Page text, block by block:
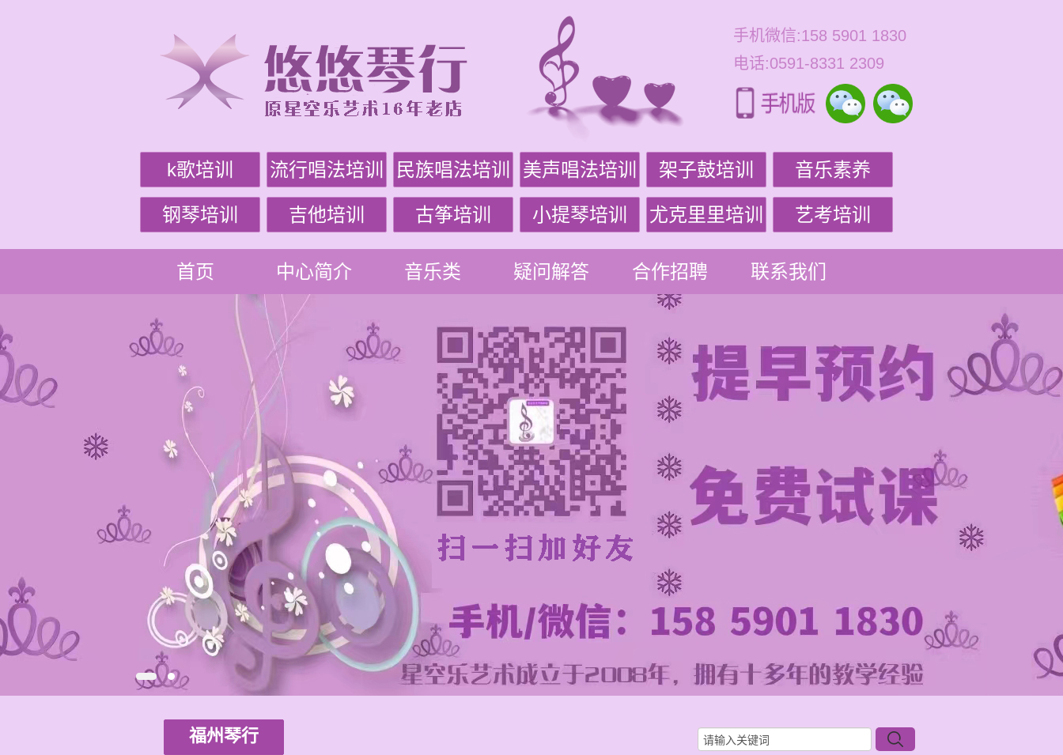
手机微信:158 5901 1830
电话:0591-8331 2309
k歌培训 流行唱法培训 民族唱法培训 美声唱法培训 架子鼓培训 音乐素养
钢琴培训 吉他培训 古筝培训 小提琴培训 尤克里里培训 艺考培训
首页 中心简介 音乐类 疑问解答 合作招聘 联系我们
福州琴行